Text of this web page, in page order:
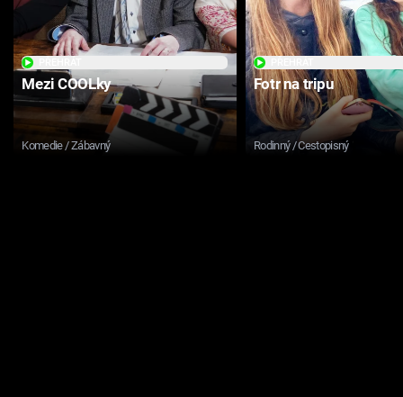
Mezi COOLky
Komedie / Zábavný
Fotr na tripu
Rodinný / Cestopisný